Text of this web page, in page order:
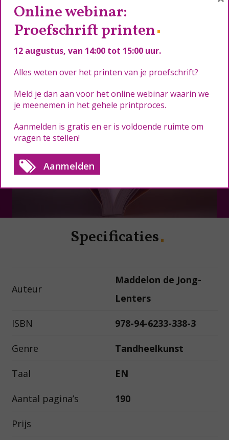
Specificaties
Auteur
Maddelon de Jong-
Lenters
ISBN 978-94-6233-338-3
Genre Tandheelkunst
Taal EN
Aantal pagina’s 190
Prijs
Online webinar:
Proefschrift printen
12 augustus, van 14:00 tot 15:00 uur.
Alles weten over het printen van je proefschrift?
Meld je dan aan voor het online webinar waarin we
je meenemen in het gehele printproces.
Aanmelden is gratis en er is voldoende ruimte om
vragen te stellen!
Aanmelden